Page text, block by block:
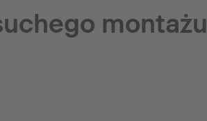
montażu